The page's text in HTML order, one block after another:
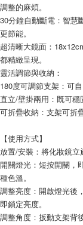
調整的麻煩。
30分鐘自動斷電：智慧
更節能。
超清晰大鏡面：
都精緻呈現。
靈活調節與收納：
180度可調節支架：可
直立/壁掛兩用：既可穩
可折疊收納：支架可折
【使用方式】
放置/安裝：將化妝鏡立
開關燈光：短按開關，
種色溫。
調整亮度：開啟燈光後
即鎖定亮度。
調整角度：扳動支架背